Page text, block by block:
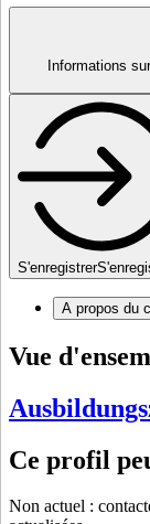
Informations
S'enregistrer
A propos du
Vue
Ce profil
Non actuel :